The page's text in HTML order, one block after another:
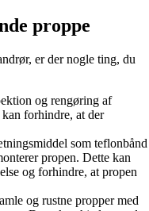
proppe
er der nogle ting, du
og rengøring af
forhindre, at der
som teflonbånd
propen. Dette kan
og forhindre, at propen
og rustne propper med